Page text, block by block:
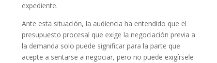
expediente.
Ante esta situación, la audiencia ha entendido que el
presupuesto procesal que exige la negociación previa a
la demanda solo puede significar para la parte que
acepte a sentarse a negociar, pero no puede exigírsele